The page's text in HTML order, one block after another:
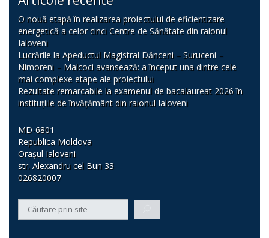
O nouă etapă în realizarea proiectului de eficientizare
energetică a celor cinci Centre de Sănătate din raionul
Ialoveni
Lucrările la Apeductul Magistral Dănceni – Suruceni –
Nimoreni – Malcoci avansează: a început una dintre cele
mai complexe etape ale proiectului
Rezultate remarcabile la examenul de bacalaureat 2026 în
instituțiile de învățământ din raionul Ialoveni
MD-6801
Republica Moldova
Orașul Ialoveni
str. Alexandru cel Bun 33
026820007